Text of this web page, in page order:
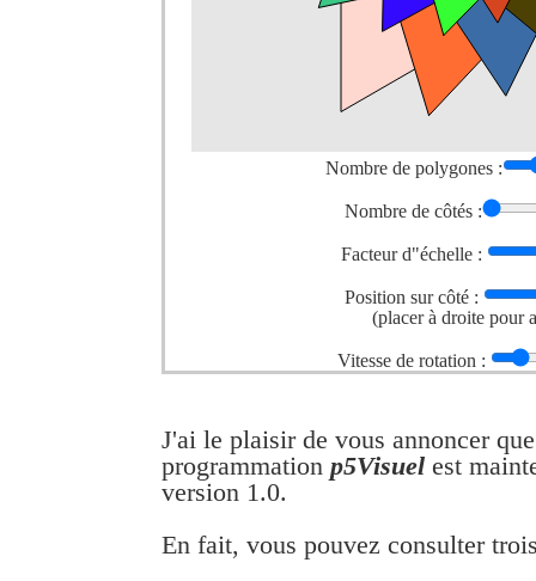
Nombre de polygones :
Nombre de côtés :
Facteur d"échelle :
Position sur côté :
(placer à droite pour
Vitesse de rotation :
J'ai le plaisir de vous annoncer
programmation p5Visuel est
version 1.0.
En fait, vous pouvez consulter